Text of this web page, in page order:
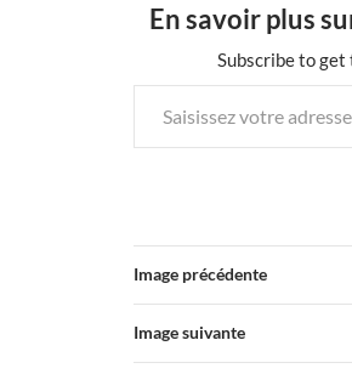
En savoir plus
Subscribe to
Saisissez votre adresse e-mail…
Image précédente
Image suivante